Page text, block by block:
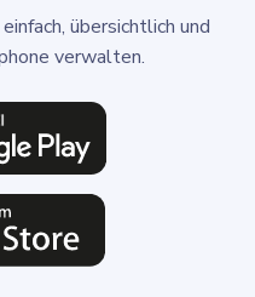
übersichtlich und
verwalten.